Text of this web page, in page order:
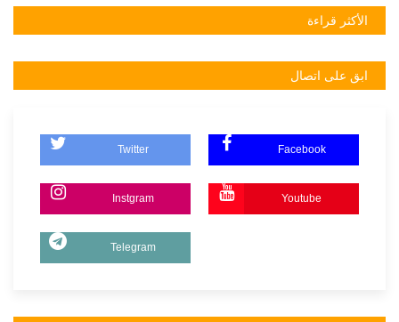
الأكثر قراءة
ابق على اتصال
Twitter Facebook
Instgram Youtube
Telegram